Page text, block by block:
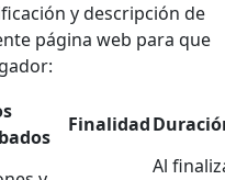
y descripción de
página web para que
Finalidad
Al